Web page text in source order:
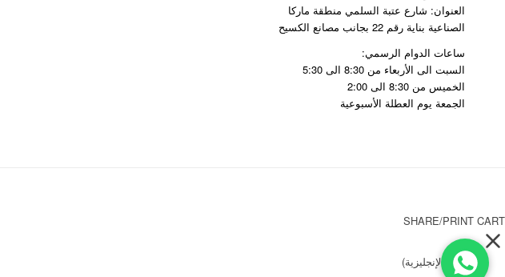
العنوان: شارع عتبة السلمي منطقة ماركا
الصناعية بناية رقم 22 بجانب مصانع الكسيح
ساعات الدوام الرسمي:
السبت الى الأربعاء من 8:30 الى 5:30
الخميس من 8:30 الى 2:00
الجمعة يوم العطلة الأسبوعية
SHARE/PRINT CART
English الإنجليزية)